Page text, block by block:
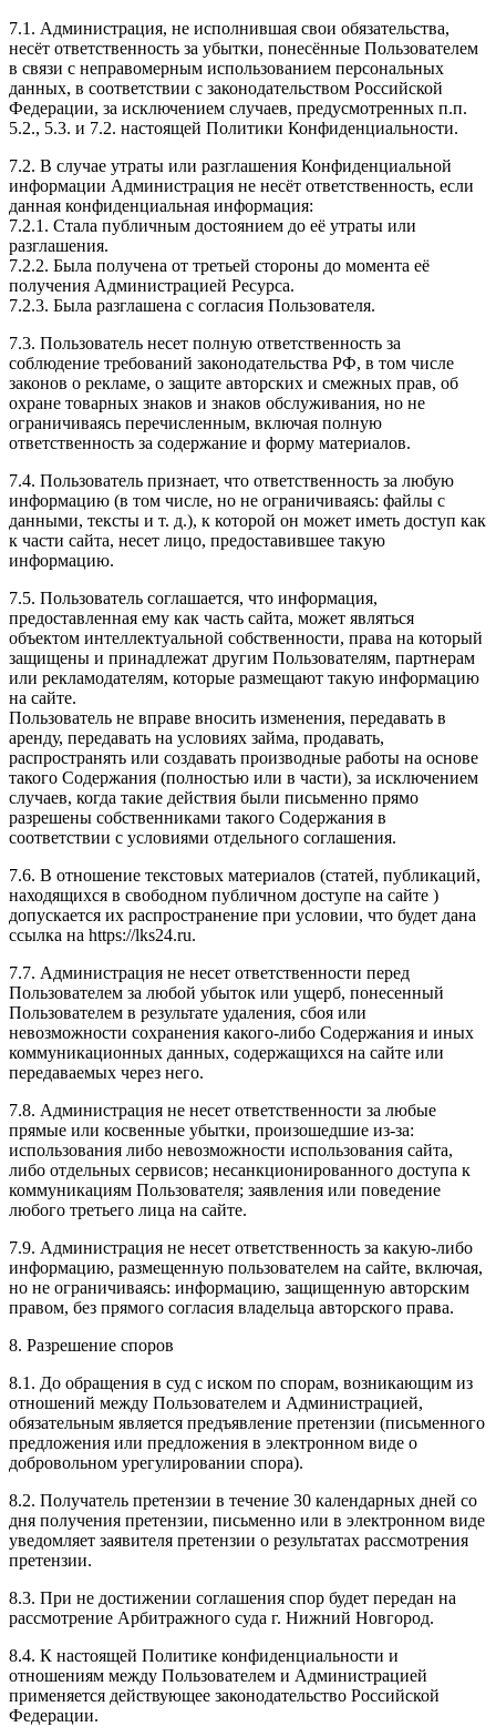
7.1. Администрация, не исполнившая свои обязательства,
несёт ответственность за убытки, понесённые Пользователем
в связи с неправомерным использованием персональных
данных, в соответствии с законодательством Российской
Федерации, за исключением случаев, предусмотренных п.п.
5.2., 5.3. и 7.2. настоящей Политики Конфиденциальности.
7.2. В случае утраты или разглашения Конфиденциальной
информации Администрация не несёт ответственность, если
данная конфиденциальная информация:
7.2.1. Стала публичным достоянием до её утраты или
разглашения.
7.2.2. Была получена от третьей стороны до момента её
получения Администрацией Ресурса.
7.2.3. Была разглашена с согласия Пользователя.
7.3. Пользователь несет полную ответственность за
соблюдение требований законодательства РФ, в том числе
законов о рекламе, о защите авторских и смежных прав, об
охране товарных знаков и знаков обслуживания, но не
ограничиваясь перечисленным, включая полную
ответственность за содержание и форму материалов.
7.4. Пользователь признает, что ответственность за любую
информацию (в том числе, но не ограничиваясь: файлы с
данными, тексты и т. д.), к которой он может иметь доступ как
к части сайта, несет лицо, предоставившее такую
информацию.
7.5. Пользователь соглашается, что информация,
предоставленная ему как часть сайта, может являться
объектом интеллектуальной собственности, права на который
защищены и принадлежат другим Пользователям, партнерам
или рекламодателям, которые размещают такую информацию
на сайте.
Пользователь не вправе вносить изменения, передавать в
аренду, передавать на условиях займа, продавать,
распространять или создавать производные работы на основе
такого Содержания (полностью или в части), за исключением
случаев, когда такие действия были письменно прямо
разрешены собственниками такого Содержания в
соответствии с условиями отдельного соглашения.
7.6. В отношение текстовых материалов (статей, публикаций,
находящихся в свободном публичном доступе на сайте )
допускается их распространение при условии, что будет дана
ссылка на https://lks24.ru.
7.7. Администрация не несет ответственности перед
Пользователем за любой убыток или ущерб, понесенный
Пользователем в результате удаления, сбоя или
невозможности сохранения какого-либо Содержания и иных
коммуникационных данных, содержащихся на сайте или
передаваемых через него.
7.8. Администрация не несет ответственности за любые
прямые или косвенные убытки, произошедшие из-за:
использования либо невозможности использования сайта,
либо отдельных сервисов; несанкционированного доступа к
коммуникациям Пользователя; заявления или поведение
любого третьего лица на сайте.
7.9. Администрация не несет ответственность за какую-либо
информацию, размещенную пользователем на сайте, включая,
но не ограничиваясь: информацию, защищенную авторским
правом, без прямого согласия владельца авторского права.
8. Разрешение споров
8.1. До обращения в суд с иском по спорам, возникающим из
отношений между Пользователем и Администрацией,
обязательным является предъявление претензии (письменного
предложения или предложения в электронном виде о
добровольном урегулировании спора).
8.2. Получатель претензии в течение 30 календарных дней со
дня получения претензии, письменно или в электронном виде
уведомляет заявителя претензии о результатах рассмотрения
претензии.
8.3. При не достижении соглашения спор будет передан на
рассмотрение Арбитражного суда г. Нижний Новгород.
8.4. К настоящей Политике конфиденциальности и
отношениям между Пользователем и Администрацией
применяется действующее законодательство Российской
Федерации.